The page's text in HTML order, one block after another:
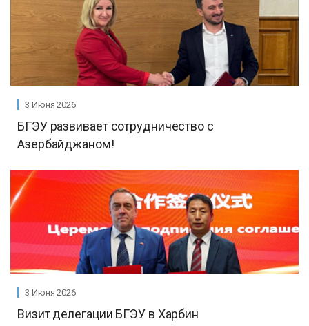
3 Июня 2026
БГЭУ развивает сотрудничество с
Азербайджаном!
3 Июня 2026
Визит делегации БГЭУ в Харбин